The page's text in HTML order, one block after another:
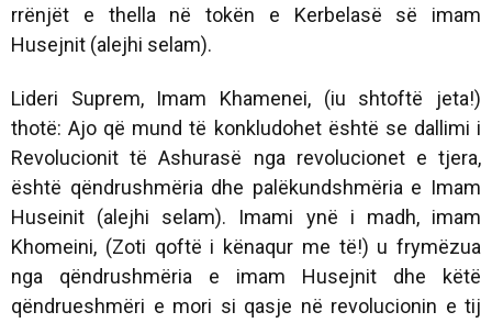
rrënjët e thella në tokën e Kerbelasë së imam
Husejnit (alejhi selam).
Lideri Suprem, Imam Khamenei, (iu shtoftë jeta!)
thotë: Ajo që mund të konkludohet është se dallimi i
Revolucionit të Ashurasë nga revolucionet e tjera,
është qëndrushmëria dhe palëkundshmëria e Imam
Huseinit (alejhi selam). Imami ynë i madh, imam
Khomeini, (Zoti qoftë i kënaqur me të!) u frymëzua
nga qëndrushmëria e imam Husejnit dhe këtë
qëndrueshmëri e mori si qasje në revolucionin e tij